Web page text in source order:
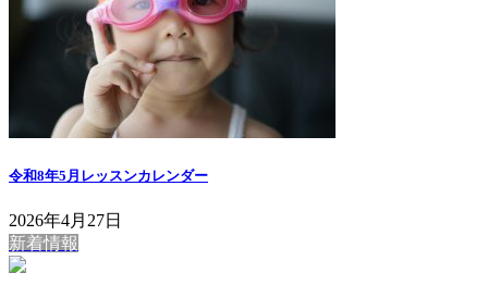
令和8年5月レッスンカレンダー
2026年4月27日
新着情報